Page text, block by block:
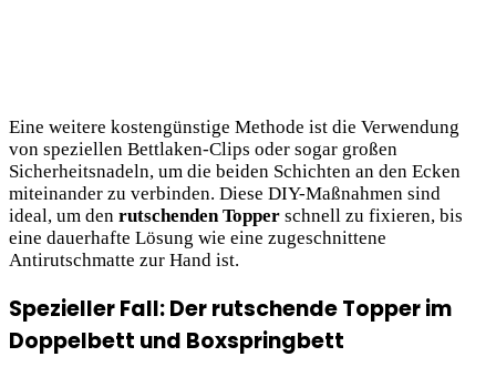
Eine weitere kostengünstige Methode ist die Verwendung
von speziellen Bettlaken-Clips oder sogar großen
Sicherheitsnadeln, um die beiden Schichten an den Ecken
miteinander zu verbinden. Diese DIY-Maßnahmen sind
ideal, um den rutschenden Topper schnell zu fixieren, bis
eine dauerhafte Lösung wie eine zugeschnittene
Antirutschmatte zur Hand ist.
Spezieller Fall: Der rutschende Topper im
Doppelbett und Boxspringbett